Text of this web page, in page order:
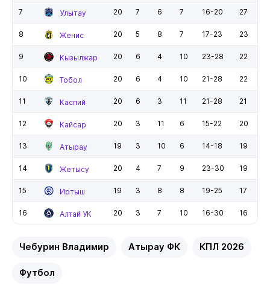
7 Улытау 20 7 6 7 16-20 27
8 Женис 20 5 8 7 17-23 23
9 Кызылжар 20 6 4 10 23-28 22
10 Тобол 20 6 4 10 21-28 22
11 Каспий 20 6 3 11 21-28 21
12 Кайсар 20 3 11 6 15-22 20
13 Атырау 19 3 10 6 14-18 19
14 Жетысу 20 4 7 9 23-30 19
15 Иртыш 19 3 8 8 19-25 17
16 Алтай УК 20 3 7 10 16-30 16
Чебурин Владимир Атырау ФК КПЛ 2026
Футбол